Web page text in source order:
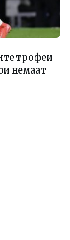
трофеи
немаат